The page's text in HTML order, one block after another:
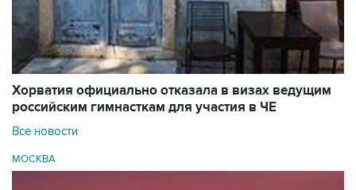
Хорватия официально отказала в визах ведущим
российским гимнасткам для участия в ЧЕ
Все новости
МОСКВА